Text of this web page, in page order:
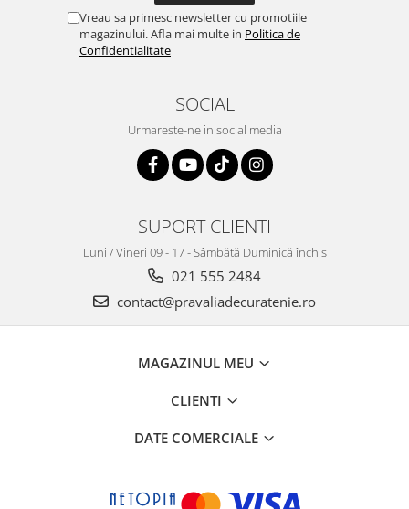
Vreau sa primesc newsletter cu promotiile
magazinului. Afla mai multe in Politica de
Confidentialitate
SOCIAL
Urmareste-ne in social media
SUPORT CLIENTI
Luni / Vineri 09 - 17 - Sâmbătă Duminică închis
021 555 2484
contact@pravaliadecuratenie.ro
MAGAZINUL MEU
CLIENTI
DATE COMERCIALE